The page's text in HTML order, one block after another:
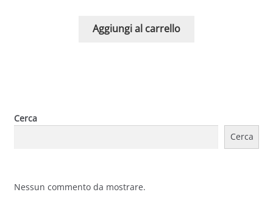
Aggiungi al carrello
Cerca
Cerca
Nessun commento da mostrare.